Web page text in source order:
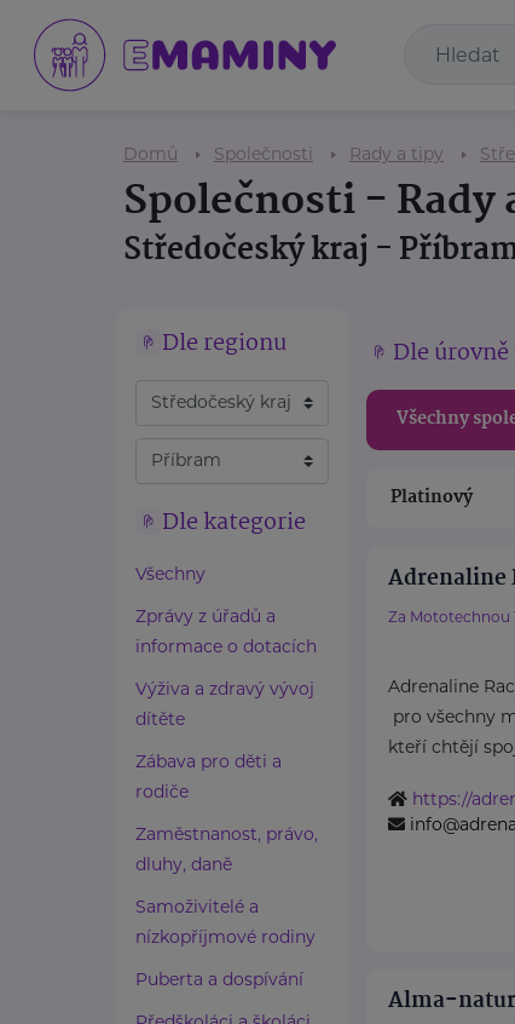
Domů Společnosti Rady a tipy
Společnosti - Rady
Středočeský kraj -
Dle regionu
Dle kategorie
Všechny
Zprávy z úřadů a
informace o dotacích
Výživa a zdravý vývoj
dítěte
Zábava pro děti a
rodiče
Zaměstnanost, právo,
dluhy, daně
Samoživitelé a
nízkopříjmové rodiny
Puberta a dospívání
Dle
Všechny
Platinový
Adrenaline
Za Mototechnou
Adrenaline
pro všechny
kteří chtějí
https://
Alma-